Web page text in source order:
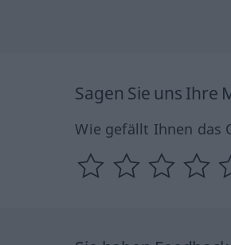
Sagen Sie uns Ihre
Wie gefällt Ihnen das